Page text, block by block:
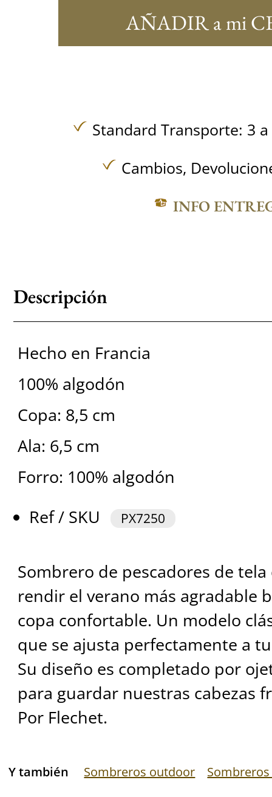
AÑADIR a mi
Standard Transporte: 3
Cambios,
INFO
Descripción
Hecho en Francia
100% algodón
Copa: 8,5 cm
Ala: 6,5 cm
Forro: 100% algodón
Ref / SKU
PX7250
Sombrero de pescadores de
rendir el verano más agradable
copa confortable. Un modelo
que se ajusta perfectamente a
Su diseño es completado por
para guardar nuestras cabezas
Por Flechet.
Y también Sombreros outdoor